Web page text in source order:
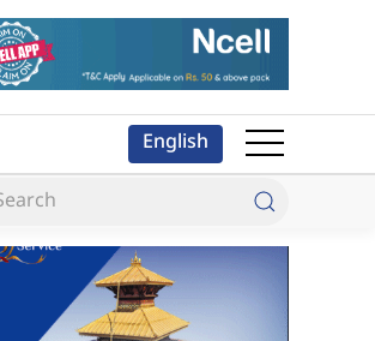
English